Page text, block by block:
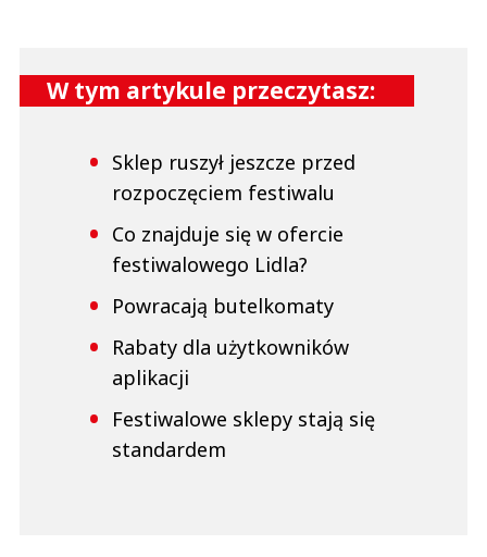
W tym artykule przeczytasz:
Sklep ruszył jeszcze przed
rozpoczęciem festiwalu
Co znajduje się w ofercie
festiwalowego Lidla?
Powracają butelkomaty
Rabaty dla użytkowników
aplikacji
Festiwalowe sklepy stają się
standardem